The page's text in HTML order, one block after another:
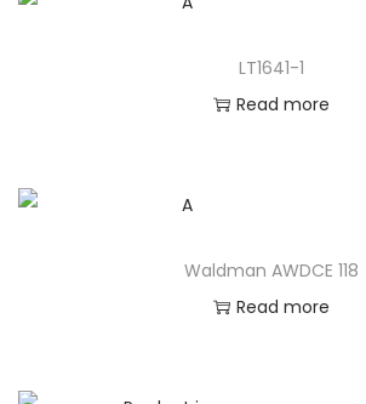
LT1641-1
Read more
Waldman AWDCE 118
Read more